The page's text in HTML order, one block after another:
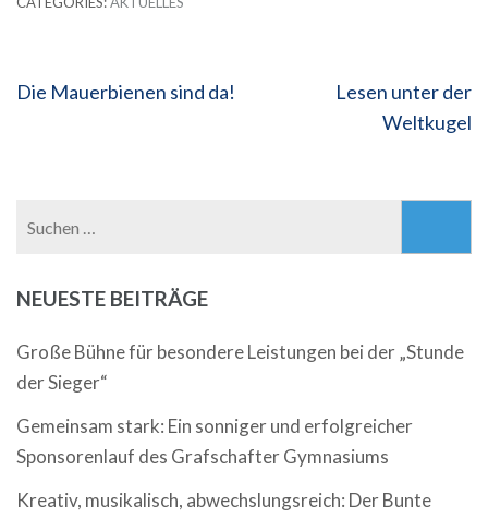
Beitragsnavigation
Die Mauerbienen sind da!
Lesen unter der
Weltkugel
NEUESTE BEITRÄGE
Große Bühne für besondere Leistungen bei der „Stunde
der Sieger“
Gemeinsam stark: Ein sonniger und erfolgreicher
Sponsorenlauf des Grafschafter Gymnasiums
Kreativ, musikalisch, abwechslungsreich: Der Bunte